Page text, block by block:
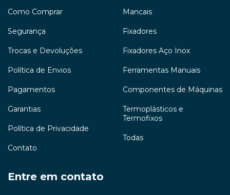
Como Comprar
Segurança
Trocas e Devoluções
Política de Envios
Pagamentos
Garantias
Política de Privacidade
Contato
Mancais
Fixadores
Fixadores Aço Inox
Ferramentas Manuais
Componentes de Máquinas
Termoplásticos e
Termofixos
Todas
Entre em contato